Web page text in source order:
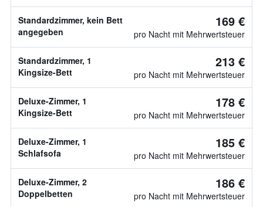
Standardzimmer, kein Bett
angegeben
169 €
pro Nacht mit Mehrwertsteuer
Standardzimmer, 1
Kingsize-Bett
213 €
pro Nacht mit Mehrwertsteuer
Deluxe-Zimmer, 1
Kingsize-Bett
178 €
pro Nacht mit Mehrwertsteuer
Deluxe-Zimmer, 1
Schlafsofa
185 €
pro Nacht mit Mehrwertsteuer
Deluxe-Zimmer, 2
Doppelbetten
186 €
pro Nacht mit Mehrwertsteuer